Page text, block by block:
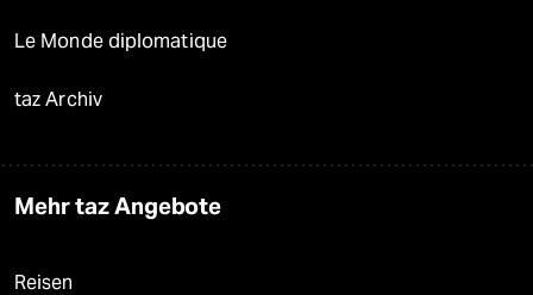
Le Monde diplomatique
taz Archiv
Mehr taz Angebote
Reisen